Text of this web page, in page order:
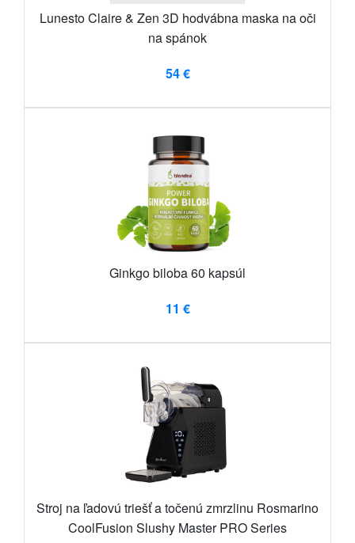
Lunesto Claire & Zen 3D hodvábna maska ​​na oči
na spánok
54 €
Ginkgo biloba 60 kapsúl
11 €
Stroj na ľadovú triešť a točenú zmrzlinu Rosmarino
CoolFusion Slushy Master PRO Series